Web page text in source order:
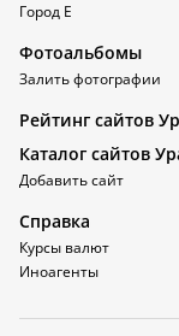
Город Е
Фотоальбомы
Залить фотографии
Рейтинг сайтов
Каталог сайтов
Добавить сайт
Справка
Курсы валют
Иноагенты